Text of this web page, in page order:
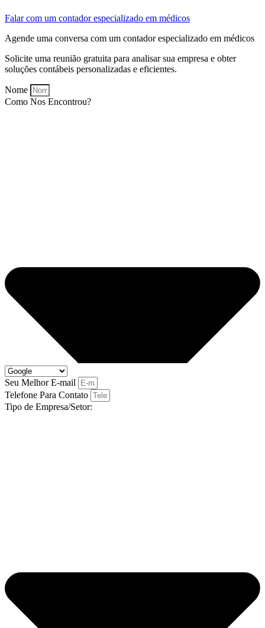
Falar com um contador especializado em médicos
Agende uma conversa com um contador especializado em médicos
Solicite uma reunião gratuita para analisar sua empresa e obter
soluções contábeis personalizadas e eficientes.
Nome
Como Nos Encontrou?
Seu Melhor E-mail
Telefone Para Contato
Tipo de Empresa/Setor: